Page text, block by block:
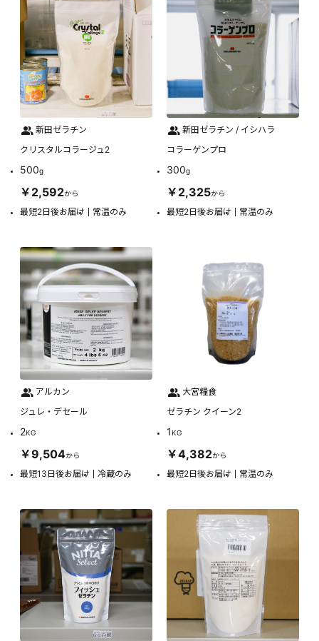
新田ゼラチン
クリスタルコラージュ2
500g
￥2,592から
最短2日後お届け 常温のみ
新田ゼラチン / イシハラ
コラーゲンプロ
300g
￥2,325から
最短2日後お届け 常温のみ
アルカン
ジュレ・デセール
2KG
￥9,504から
最短13日後お届け 冷蔵のみ
大宮糧食
ゼラチン クイーン2
1KG
￥4,382から
最短2日後お届け 常温のみ